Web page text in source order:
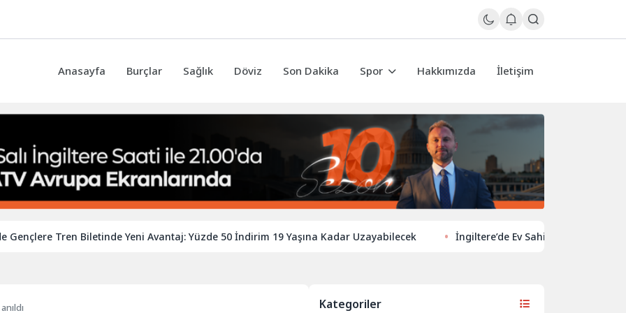
Anasayfa Burçlar Sağlık Döviz Son Dakika Spor Hakkımızda İletişim
Tren Biletinde Yeni Avantaj: Yüzde 50 İndirim 19 Yaşına Kadar Uzayabilecek İngiltere’de Ev Sahiplerinden Yeni Yönelim:
Kategoriler